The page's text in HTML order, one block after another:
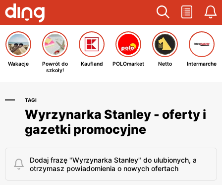
Wakacje
Powrót do
szkoły!
Kaufland POLOmarket Netto Intermarche
TAGI
Wyrzynarka Stanley - oferty i
gazetki promocyjne
Dodaj frazę "Wyrzynarka Stanley" do ulubionych, a
otrzymasz powiadomienia o nowych ofertach